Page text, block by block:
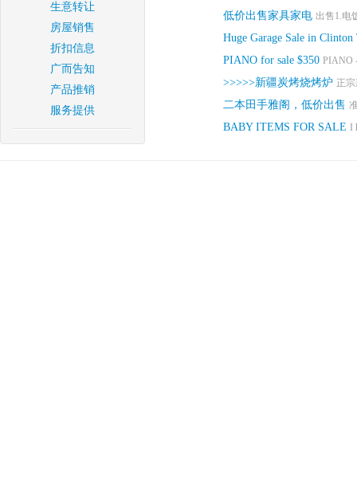
生意转让
房屋销售
折扣信息
广而告知
产品推销
服务提供
低价出售家具家电 出售1.电
Huge Garage Sale in Clinton
PIANO for sale $350 PIANO
>>>>>新疆炭烤烧烤炉 正
二本田手雅阁，低价出售
BABY ITEMS FOR SALE